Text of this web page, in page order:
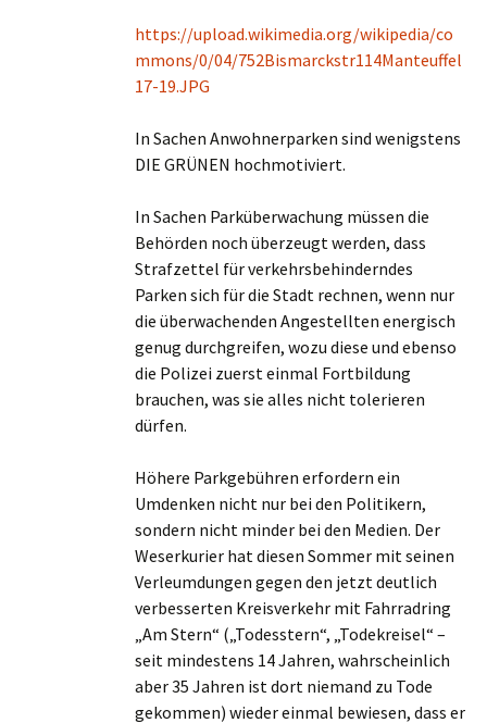
https://upload.wikimedia.org/wikipedia/co
mmons/0/04/752Bismarckstr114Manteuffel
17-19.JPG
In Sachen Anwohnerparken sind wenigstens
DIE GRÜNEN hochmotiviert.
In Sachen Parküberwachung müssen die
Behörden noch überzeugt werden, dass
Strafzettel für verkehrsbehinderndes
Parken sich für die Stadt rechnen, wenn nur
die überwachenden Angestellten energisch
genug durchgreifen, wozu diese und ebenso
die Polizei zuerst einmal Fortbildung
brauchen, was sie alles nicht tolerieren
dürfen.
Höhere Parkgebühren erfordern ein
Umdenken nicht nur bei den Politikern,
sondern nicht minder bei den Medien. Der
Weserkurier hat diesen Sommer mit seinen
Verleumdungen gegen den jetzt deutlich
verbesserten Kreisverkehr mit Fahrradring
„Am Stern“ („Todesstern“, „Todekreisel“ –
seit mindestens 14 Jahren, wahrscheinlich
aber 35 Jahren ist dort niemand zu Tode
gekommen) wieder einmal bewiesen, dass er